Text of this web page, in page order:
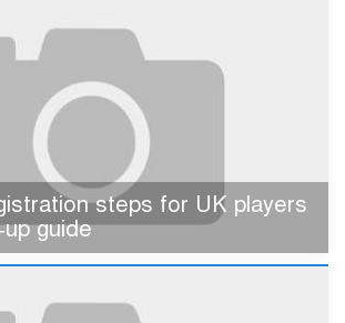
steps for UK players
guide